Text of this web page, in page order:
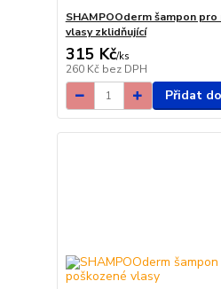
SHAMPOOderm šampon
vlasy zklidňující
315 Kč/ks
260 Kč bez DPH
Přidat